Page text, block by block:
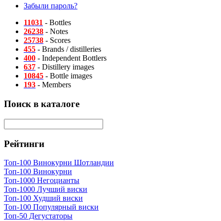
Забыли пароль?
11031 - Bottles
26238 - Notes
25738 - Scores
455 - Brands / distilleries
400 - Independent Bottlers
637 - Distillery images
10845 - Bottle images
193 - Members
Поиск в каталоге
Рейтинги
Топ-100 Винокурни Шотландии
Топ-100 Винокурни
Топ-1000 Негоцианты
Топ-1000 Лучший виски
Топ-100 Худший виски
Топ-100 Популярный виски
Топ-50 Дегустаторы